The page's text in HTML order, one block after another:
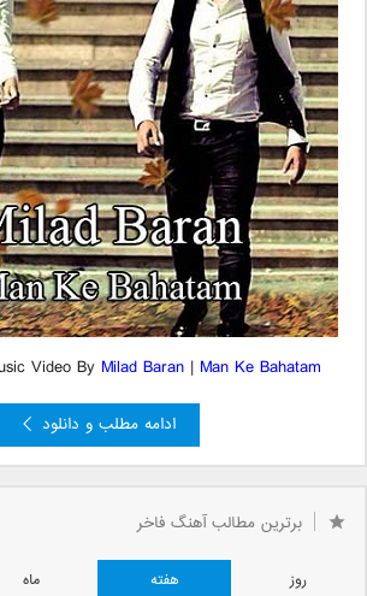
Video By Milad Baran | Man Ke Bahatam
ادامه مطلب و دانلود
برترین مطالب آهنگ فاخر
روز هفته ماه